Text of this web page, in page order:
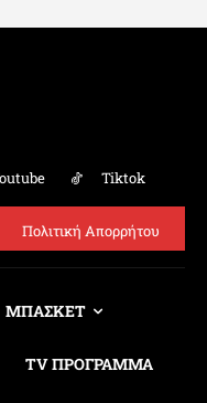
Tiktok
Πολιτική Απορρήτου
ΜΠΑΣΚΕΤ
TV ΠΡΟΓΡΑΜΜΑ